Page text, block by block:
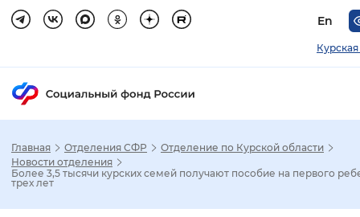
En
Главная Отделения СФР
Отделение по Курской области
Новости отделения
Более 3,5 тысячи курских семей получают пособие на первого
трех лет